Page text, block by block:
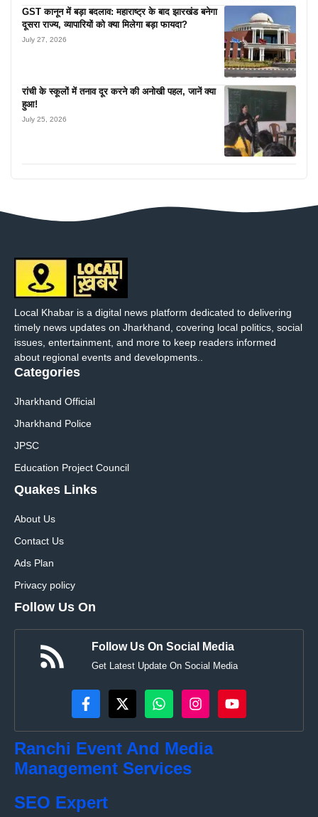
GST कानून में बड़ा बदलाव: महाराष्ट्र के बाद झारखंड बनेगा
दूसरा राज्य, व्यापारियों को क्या मिलेगा बड़ा फायदा?
July 27, 2026
रांची के स्कूलों में तनाव दूर करने की अनोखी पहल, जानें क्या
हुआ!
July 25, 2026
Local Khabar is a digital news platform dedicated to delivering
timely news updates on Jharkhand, covering local politics, social
issues, entertainment, and more to keep readers informed
about regional events and developments..
Categories
Jharkhand Official
Jharkhand Police
JPSC
Education Project Council
Quakes Links
About Us
Contact Us
Ads Plan
Privacy policy
Follow Us On
Follow Us On Social Media
Get Latest Update On Social Media
Ranchi Event And Media
Management Services
SEO Expert